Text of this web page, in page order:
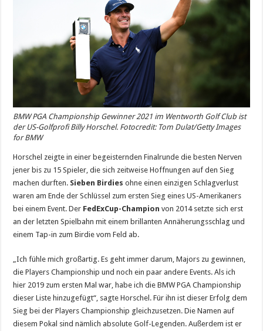
BMW PGA Championship Gewinner 2021 im Wentworth Golf Club ist
der US-Golfprofi Billy Horschel. Fotocredit: Tom Dulat/Getty Images
for BMW
Horschel zeigte in einer begeisternden Finalrunde die besten Nerven
jener bis zu 15 Spieler, die sich zeitweise Hoffnungen auf den Sieg
machen durften. Sieben Birdies ohne einen einzigen Schlagverlust
waren am Ende der Schlüssel zum ersten Sieg eines US-Amerikaners
bei einem Event. Der FedExCup-Champion von 2014 setzte sich erst
an der letzten Spielbahn mit einem brillanten Annäherungsschlag und
einem Tap-in zum Birdie vom Feld ab.
„Ich fühle mich großartig. Es geht immer darum, Majors zu gewinnen,
die Players Championship und noch ein paar andere Events. Als ich
hier 2019 zum ersten Mal war, habe ich die BMW PGA Championship
dieser Liste hinzugefügt“, sagte Horschel. Für ihn ist dieser Erfolg dem
Sieg bei der Players Championship gleichzusetzen. Die Namen auf
diesem Pokal sind nämlich absolute Golf-Legenden. Außerdem ist er